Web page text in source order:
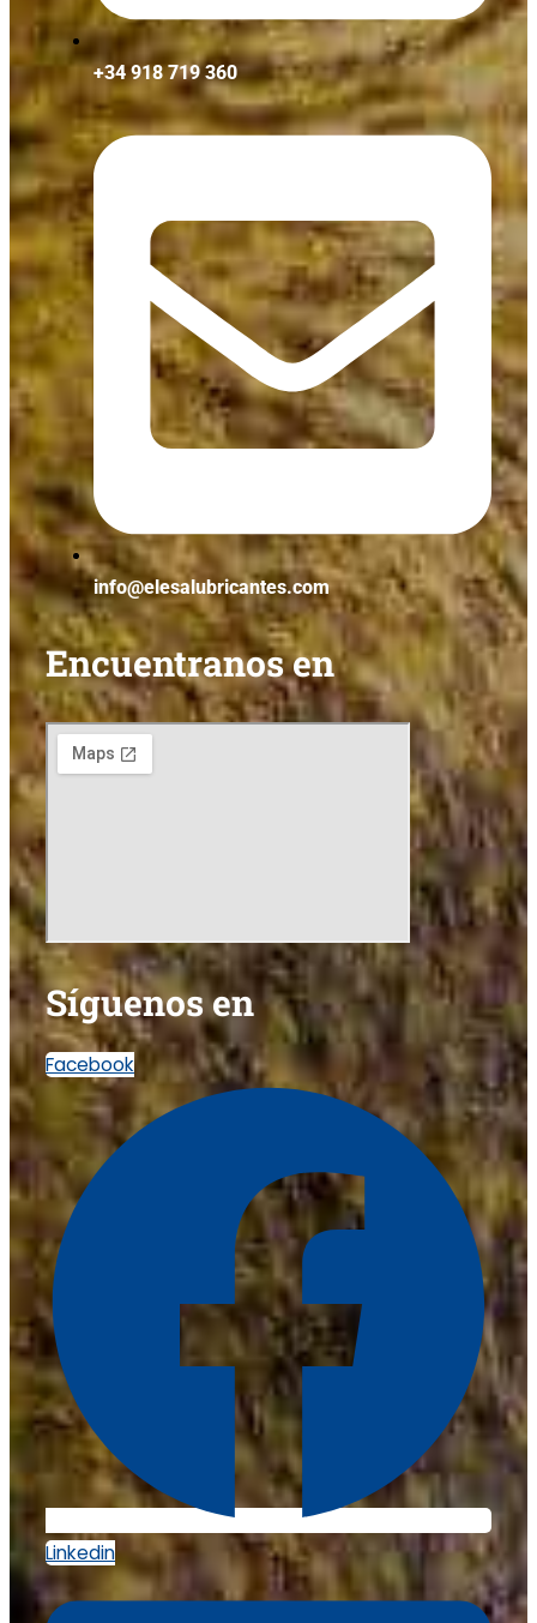
+34 918 719 360
info@elesalubricantes.com
Encuentranos en
Síguenos en
Facebook
Linkedin